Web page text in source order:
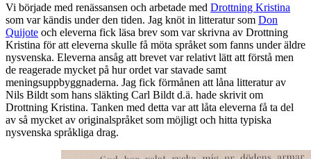
Vi började med renässansen och arbetade med Drottning Kristina
som var kändis under den tiden. Jag knöt in litteratur som Don
Quijote och eleverna fick läsa brev som var skrivna av Drottning
Kristina för att eleverna skulle få möta språket som fanns under äldre
nysvenska. Eleverna ansåg att brevet var relativt lätt att förstå men
de reagerade mycket på hur ordet var stavade samt
meningsuppbyggnaderna. Jag fick förmånen att låna litteratur av
Nils Bildt som hans släkting Carl Bildt d.ä. hade skrivit om
Drottning Kristina. Tanken med detta var att låta eleverna få ta del
av så mycket av originalspråket som möjligt och hitta typiska
nysvenska språkliga drag.